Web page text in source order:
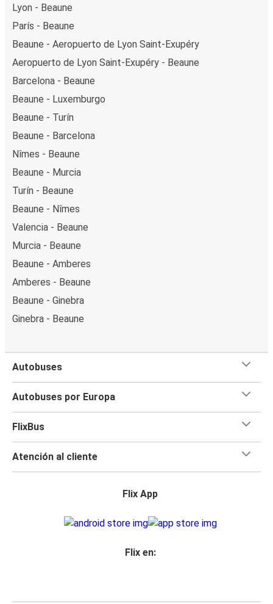
Lyon - Beaune
París - Beaune
Beaune - Aeropuerto de Lyon Saint-Exupéry
Aeropuerto de Lyon Saint-Exupéry - Beaune
Barcelona - Beaune
Beaune - Luxemburgo
Beaune - Turín
Beaune - Barcelona
Nîmes - Beaune
Beaune - Murcia
Turín - Beaune
Beaune - Nîmes
Valencia - Beaune
Murcia - Beaune
Beaune - Amberes
Amberes - Beaune
Beaune - Ginebra
Ginebra - Beaune
Autobuses
Autobuses por Europa
FlixBus
Atención al cliente
Flix App
Flix en: